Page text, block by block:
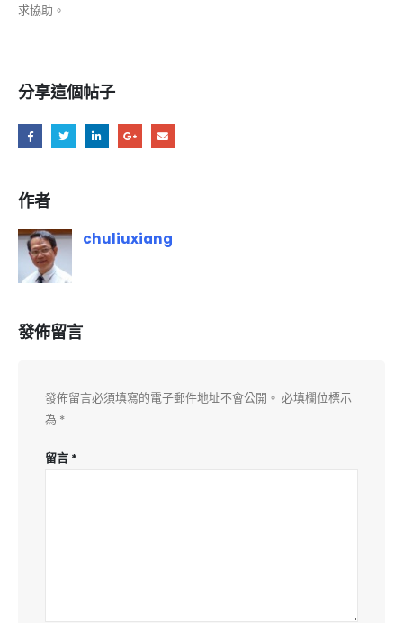
求協助。
分享這個帖子
作者
chuliuxiang
發佈留言
發佈留言必須填寫的電子郵件地址不會公開。 必填欄位標示
為 *
留言 *